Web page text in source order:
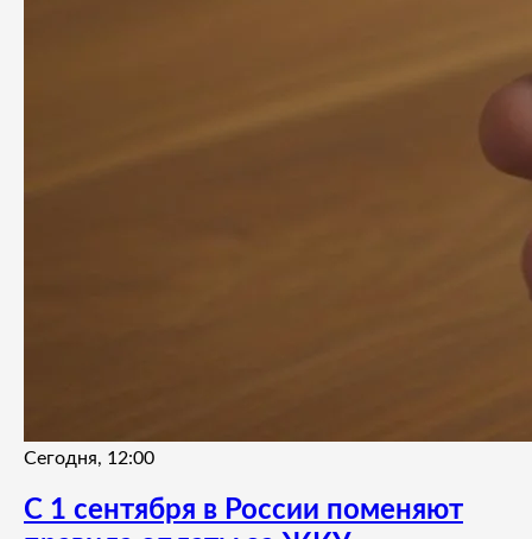
Сегодня, 12:00
С 1 сентября в России поменяют